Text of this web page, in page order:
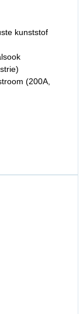
kunststof
(200A,